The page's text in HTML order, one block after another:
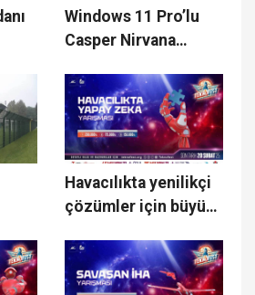
Windows 11 Pro’lu
Casper Nirvana
fayda sıralandı
Havacılıkta yenilikçi
çözümler için büyük